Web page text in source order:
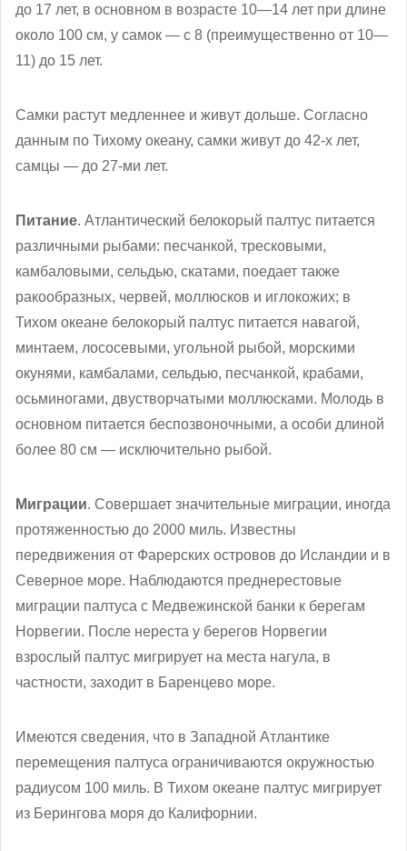
до 17 лет, в основном в возрасте 10—14 лет при длине
около 100 см, у самок — с 8 (преимущественно от 10—
11) до 15 лет.
Самки растут медленнее и живут дольше. Согласно
данным по Тихому океану, самки живут до 42-х лет,
самцы — до 27-ми лет.
Питание. Атлантический белокорый палтус питается
различными рыбами: песчанкой, тресковыми,
камбаловыми, сельдью, скатами, поедает также
ракообразных, червей, моллюсков и иглокожих; в
Тихом океане белокорый палтус питается навагой,
минтаем, лососевыми, угольной рыбой, морскими
окунями, камбалами, сельдью, песчанкой, крабами,
осьминогами, двустворчатыми моллюсками. Молодь в
основном питается беспозвоночными, а особи длиной
более 80 см — исключительно рыбой.
Миграции. Совершает значительные миграции, иногда
протяженностью до 2000 миль. Известны
передвижения от Фарерских островов до Исландии и в
Северное море. Наблюдаются преднерестовые
миграции палтуса с Медвежинской банки к берегам
Норвегии. После нереста у берегов Норвегии
взрослый палтус мигрирует на места нагула, в
частности, заходит в Баренцево море.
Имеются сведения, что в Западной Атлантике
перемещения палтуса ограничиваются окружностью
радиусом 100 миль. В Тихом океане палтус мигрирует
из Берингова моря до Калифорнии.